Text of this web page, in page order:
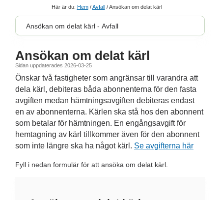
Ansökan om delat kärl
Sidan uppdaterades 2026-03-25
Önskar två fastigheter som angränsar till varandra att
dela kärl, debiteras båda abonnenterna för den fasta
avgiften medan hämtningsavgiften debiteras endast
en av abonnenterna. Kärlen ska stå hos den abonnent
som betalar för hämtningen. En engångsavgift för
hemtagning av kärl tillkommer även för den abonnent
som inte längre ska ha något kärl. Se avgifterna här
Fyll i nedan formulär för att ansöka om delat kärl.
Här är du: Hem/Avfall/Ansökan om delat kärl
Ansökan om delat kärl - Avfall